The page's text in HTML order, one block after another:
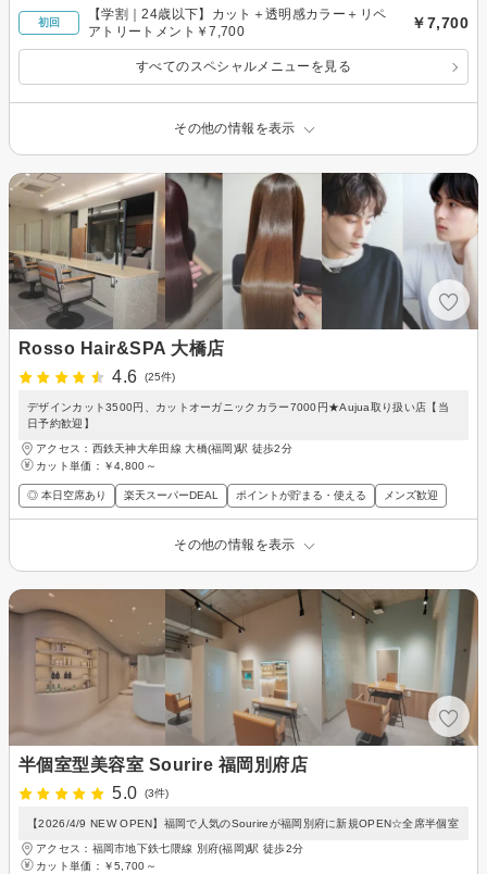
初回
【学割｜24歳以下】カット＋透明感カラー＋リペ
アトリートメント￥7,700
￥7,700
すべてのスペシャルメニューを見る
その他の情報を表示
Rosso Hair&SPA 大橋店
4.6
(25件)
デザインカット3500円、カットオーガニックカラー7000円★Aujua取り扱い店【当
日予約歓迎】
アクセス：西鉄天神大牟田線 大橋(福岡)駅 徒歩2分
カット単価： ￥4,800～
◎ 本日空席あり 楽天スーパーDEAL ポイントが貯まる・使える メンズ歓迎
その他の情報を表示
半個室型美容室 Sourire 福岡別府店
5.0
(3件)
【2026/4/9 NEW OPEN】福岡で人気のSourireが福岡別府に新規OPEN☆全席半個室
アクセス：福岡市地下鉄七隈線 別府(福岡)駅 徒歩2分
カット単価： ￥5,700～